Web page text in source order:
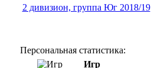
2 дивизион, группа Юг 2018/19
Персональная статистика:
Игр